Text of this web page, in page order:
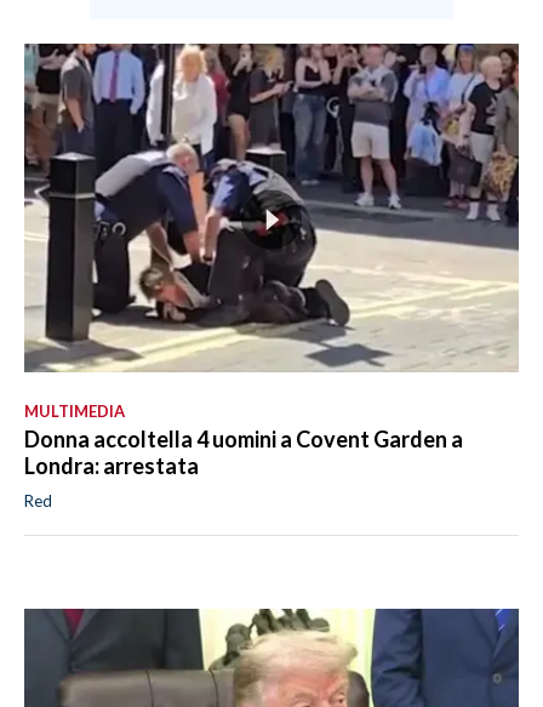
MULTIMEDIA
Donna accoltella 4 uomini a Covent Garden a
Londra: arrestata
Red